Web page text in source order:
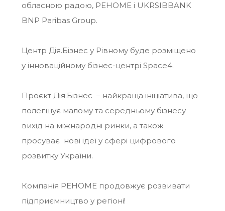
обласною радою, РЕНОМЕ і UKRSIBBANK
BNP Paribas Group.
Центр Дія.Бізнес у Рівному буде розміщено
у інноваційному бізнес-центрі Space4.
Проєкт Дія.Бізнес – найкраща ініціатива, що
полегшує малому та середньому бізнесу
вихід на міжнародні ринки, а також
просуває нові ідеї у сфері цифрового
розвитку України.
Компанія РЕНОМЕ продовжує розвивати
підприємництво у регіоні!